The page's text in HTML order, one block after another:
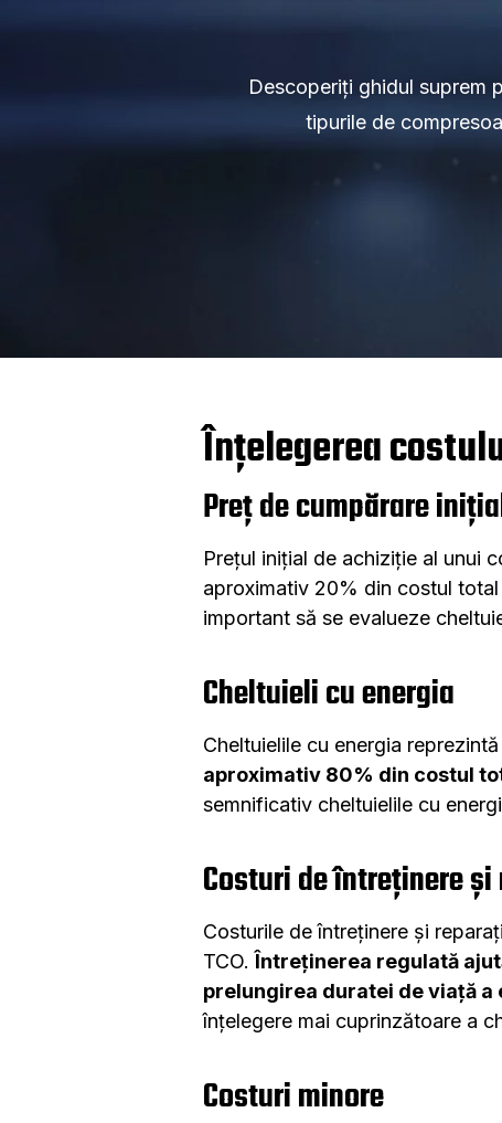
Descoperiți ghidul suprem
tipurile de
Înțelegerea
Preț de cumpărare
Prețul inițial de achiziție al unui
aproximativ 20% din costul
important să se evalueze
Cheltuieli cu energia
Cheltuielile cu energia
aproximativ 80% din costul
semnificativ cheltuielile cu
Costuri de întreținere
Costurile de întreținere și
TCO.Întreținerea regulată
prelungirea duratei de viață a
înțelegere mai cuprinzătoare a
Costuri minore